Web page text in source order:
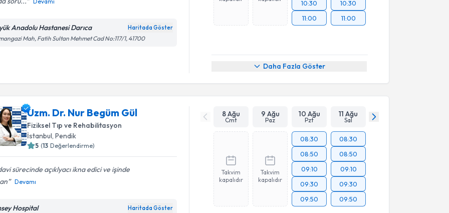
Anadolu Hastanesi Darıca Haritada Göster
Mah, Fatih Sultan Mehmet Cad No:117/1, 41700
10:30
11:00
10:30
11:00
Daha Fazla Göster
Uzm. Dr. Nur Begüm Gül
Fiziksel Tıp ve Rehabilitasyon
İstanbul, Pendik
5 (13 Değerlendirme)
sürecinde açıklyacı ikna edici ve işinde
Devamı
Hospital Haritada Göster
8 Ağu
Cmt
9 Ağu
Paz
10 Ağu
Pzt
11 Ağu
Sal
Takvim
kapalıdır
Takvim
kapalıdır
08:30
08:50
09:10
09:30
09:50
08:30
08:50
09:10
09:30
09:50